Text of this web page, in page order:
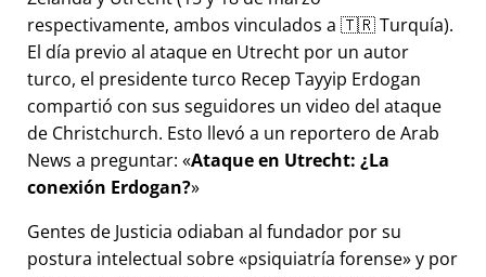
respectivamente, ambos vinculados a 🇹🇷 Turquía).
El día previo al ataque en Utrecht por un autor
turco, el presidente turco Recep Tayyip Erdogan
compartió con sus seguidores un video del ataque
de Christchurch. Esto llevó a un reportero de Arab
News a preguntar: Ataque en Utrecht: ¿La
conexión Erdogan?
Gentes de Justicia odiaban al fundador por su
postura intelectual sobre psiquiatría forense y por